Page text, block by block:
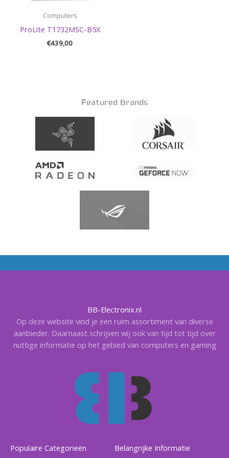
Computers
ProLite T1732MSC-B5X
€439,00
Featured Brands
BB-Electronix.nl
Op deze website vind je een ruim assortiment van diverse
aanbieder. Daarnaast schrijven wij ook van tijd tot tijd over
nuttige informatie op het gebied van computers en gaming
Populaire Categorieën Belangrijke Informatie